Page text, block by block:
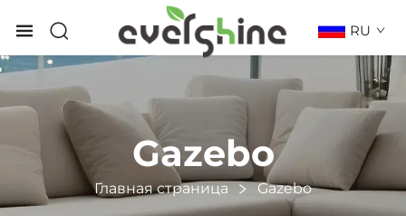
RU
Gazebo
Главная страница Gazebo